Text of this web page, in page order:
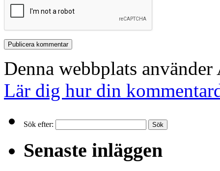
Denna webbplats
Lär dig hur din
Sök efter:
Senaste inläggen